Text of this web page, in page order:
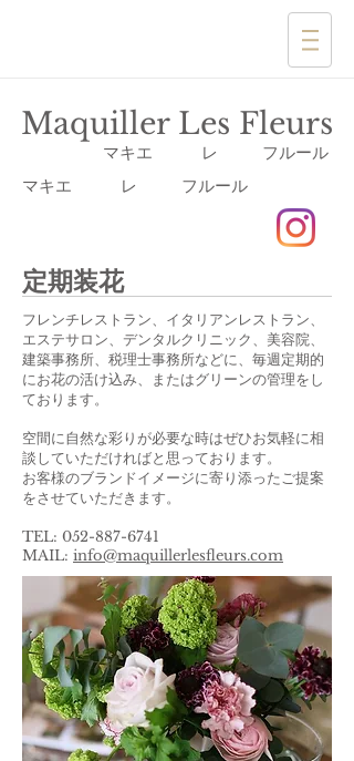
​Maquiller Les Fleurs
​マキエ レ フルール
​マキエ レ フルール
定期装花
フレンチレストラン、イタリアンレストラン、
エステサロン、デンタルクリニック、美容院、
建築事務所、税理士事務所などに、​毎週定期的
にお花の活け込み、またはグリーンの管理をし
ております。
空間に自然な彩りが必要な時はぜひお気軽に相
談していただければと思っております。
お客様のブランドイメージに寄り添ったご提案
をさせていただきます。
​TEL: 052-887-6741
MAIL: info@maquillerlesfleurs.com